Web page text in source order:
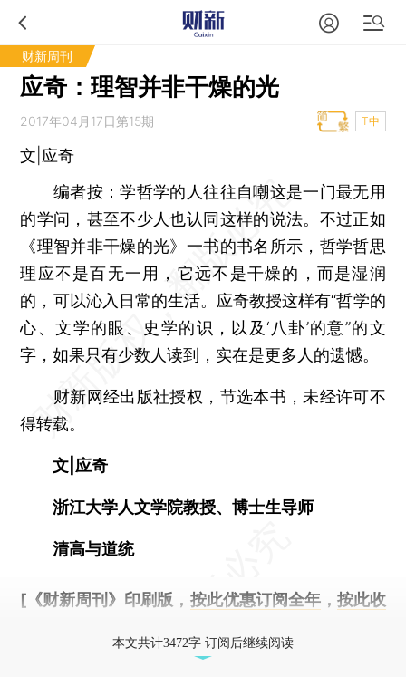
财新周刊
应奇：理智并非干燥的光
2017年04月17日第15期 T中
文|应奇
编者按：学哲学的人往往自嘲这是一门最无用
的学问，甚至不少人也认同这样的说法。不过正如
《理智并非干燥的光》一书的书名所示，哲学哲思
理应不是百无一用，它远不是干燥的，而是湿润
的，可以沁入日常的生活。应奇教授这样有“哲学的
心、文学的眼、史学的识，以及‘八卦’的意”的文
字，如果只有少数人读到，实在是更多人的遗憾。
财新网经出版社授权，节选本书，未经许可不
得转载。
文|应奇
浙江大学人文学院教授、博士生导师
清高与道统
[《财新周刊》印刷版， 按此优惠订阅全年， 按此收
本文共计3472字 订阅后继续阅读